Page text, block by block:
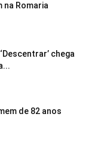
Romaria
chega
de 82 anos